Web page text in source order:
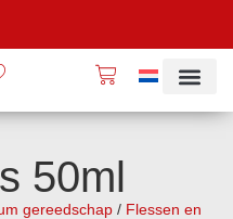
50ml
gereedschap / Flessen en